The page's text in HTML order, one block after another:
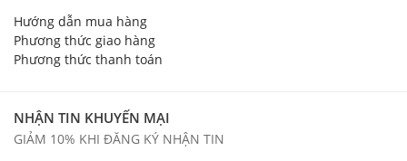
Hướng dẫn mua hàng
Phương thức giao hàng
Phương thức thanh toán
NHẬN TIN KHUYẾN MẠI
GIẢM 10% KHI ĐĂNG KÝ NHẬN TIN